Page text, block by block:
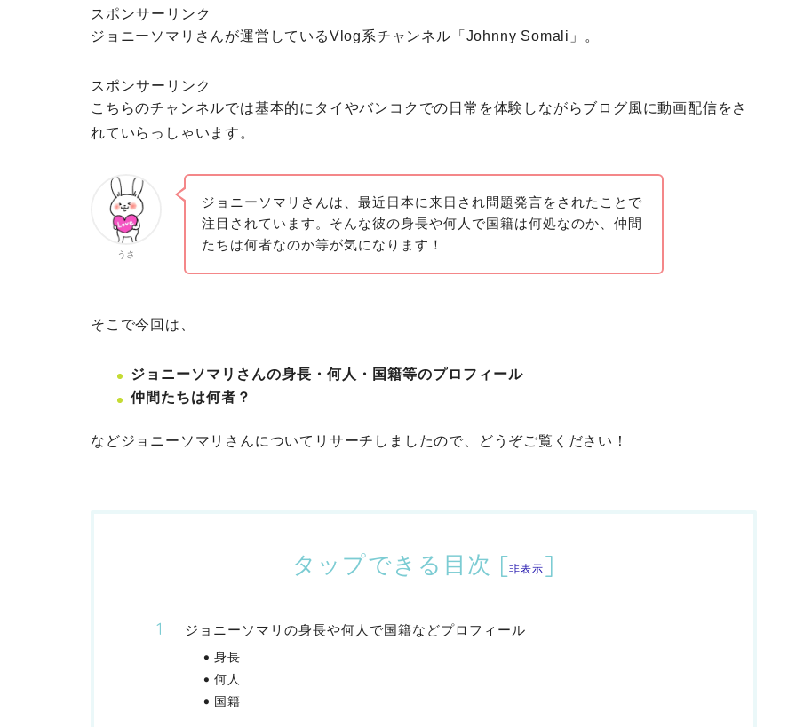
スポンサーリンク
ジョニーソマリさんが運営しているVlog系チャンネル「Johnny Somali」。
スポンサーリンク
こちらのチャンネルでは基本的にタイやバンコクでの日常を体験しながらブログ風に動画配信をさ
れていらっしゃいます。
うさ
ジョニーソマリさんは、最近日本に来日され問題発言をされたことで
注目されています。そんな彼の身長や何人で国籍は何処なのか、仲間
たちは何者なのか等が気になります！
そこで今回は、
ジョニーソマリさんの身長・何人・国籍等のプロフィール
仲間たちは何者？
などジョニーソマリさんについてリサーチしましたので、どうぞご覧ください！
タップできる目次 [非表示 ]
ジョニーソマリの身長や何人で国籍などプロフィール
身長
何人
国籍